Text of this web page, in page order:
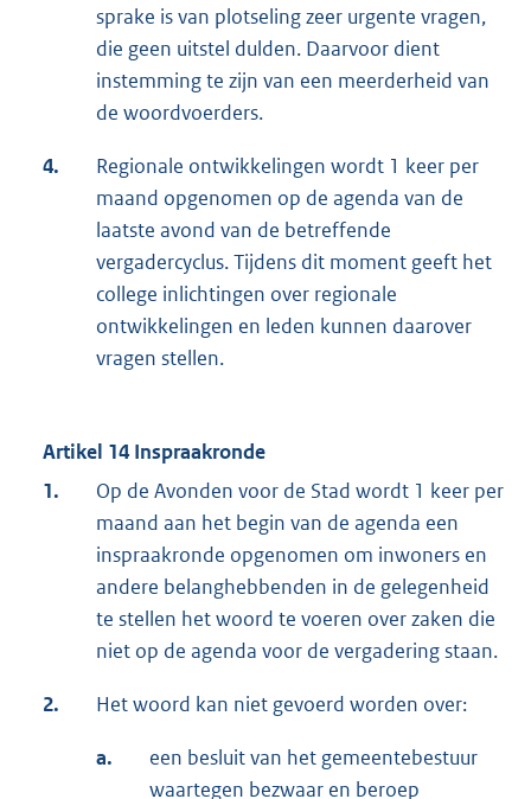
sprake is van plotseling zeer urgente vragen,
die geen uitstel dulden. Daarvoor dient
instemming te zijn van een meerderheid van
de woordvoerders.
4.
Regionale ontwikkelingen wordt 1 keer per
maand opgenomen op de agenda van de
laatste avond van de betreffende
vergadercyclus. Tijdens dit moment geeft het
college inlichtingen over regionale
ontwikkelingen en leden kunnen daarover
vragen stellen.
Artikel 14 Inspraakronde
1.
Op de Avonden voor de Stad wordt 1 keer per
maand aan het begin van de agenda een
inspraakronde opgenomen om inwoners en
andere belanghebbenden in de gelegenheid
te stellen het woord te voeren over zaken die
niet op de agenda voor de vergadering staan.
2. Het woord kan niet gevoerd worden over:
a.
een besluit van het gemeentebestuur
waartegen bezwaar en beroep